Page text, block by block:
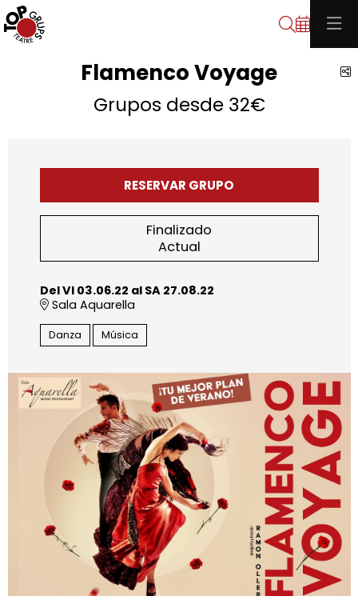
Buscar
Flamenco Voyage
Grupos desde 32€
RESERVAR GRUPO
Finalizado
Actual
Del VI 03.06.22 al SA 27.08.22
Sala Aquarella
Danza Música